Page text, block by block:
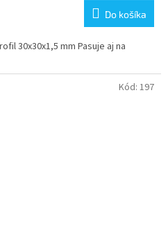
Do košíka
30x30x1,5 mm Pasuje aj na
Kód: 197